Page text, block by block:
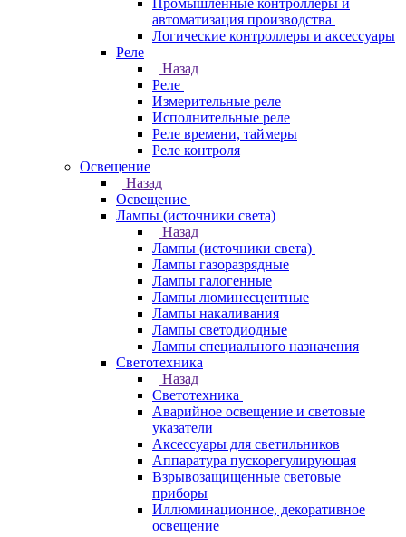
Промышленные контроллеры и
автоматизация производства
Логические контроллеры и аксессуары
Реле
Назад
Реле
Измерительные реле
Исполнительные реле
Реле времени, таймеры
Реле контроля
Освещение
Назад
Освещение
Лампы (источники света)
Назад
Лампы (источники света)
Лампы газоразрядные
Лампы галогенные
Лампы люминесцентные
Лампы накаливания
Лампы светодиодные
Лампы специального назначения
Светотехника
Назад
Светотехника
Аварийное освещение и световые
указатели
Аксессуары для светильников
Аппаратура пускорегулирующая
Взрывозащищенные световые
приборы
Иллюминационное, декоративное
освещение